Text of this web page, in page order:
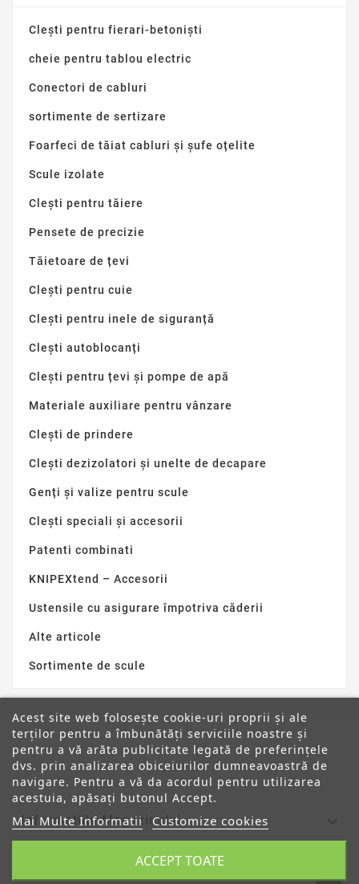
Clești pentru fierari-betoniști
cheie pentru tablou electric
Conectori de cabluri
sortimente de sertizare
Foarfeci de tăiat cabluri și șufe oțelite
Scule izolate
Clești pentru tăiere
Pensete de precizie
Tăietoare de țevi
Clești pentru cuie
Clești pentru inele de siguranță
Clești autoblocanți
Clești pentru țevi și pompe de apă
Materiale auxiliare pentru vânzare
Clești de prindere
Clești dezizolatori și unelte de decapare
Genți și valize pentru scule
Clești speciali și accesorii
Patenti combinati
KNIPEXtend – Accesorii
Ustensile cu asigurare împotriva căderii
Alte articole
Sortimente de scule
ANPC
Informatiile Magazinului
Acest site web folosește cookie-uri proprii și ale
terților pentru a îmbunătăți serviciile noastre și
pentru a vă arăta publicitate legată de preferințele
dvs. prin analizarea obiceiurilor dumneavoastră de
navigare. Pentru a vă da acordul pentru utilizarea
acestuia, apăsați butonul Accept.
Mai Multe Informatii Customize cookies
ACCEPT TOATE